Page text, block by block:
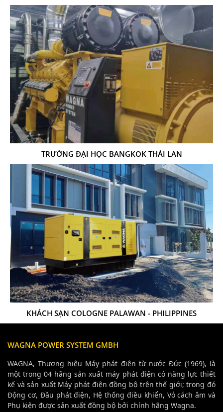
TRƯỜNG ĐẠI HỌC BANGKOK THÁI LAN
KHÁCH SẠN COLOGNE PALAWAN - PHILIPPINES
WAGNA POWER SYSTEM GMBH
WAGNA, Thương hiệu Máy phát điện từ nước Đức (1969), là
một trong 04 hãng sản xuất máy phát điện có năng lực thiết
kế và sản xuất Máy phát điện đồng bộ trên thế giới; trong đó
Động cơ, Đầu phát điện, Hệ thống điều khiển, Vỏ cách âm và
Phụ kiện được sản xuất đồng bộ bởi chính hãng Wagna.